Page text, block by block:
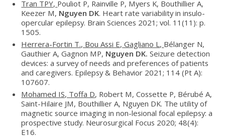
Tran TPY, Pouliot P, Rainville P, Myers K, Bouthillier A,
Keezer M, Nguyen DK. Heart rate variability in insulo-
opercular epilepsy. Brain Sciences 2021; vol. 11(11): p.
1505.
Herrera-Fortin T., Bou Assi E, Gagliano L, Bélanger N,
Gauthier A, Gagnon MP, Nguyen DK.Seizure detection
devices: a survey of needs and preferences of patients
and caregivers. Epilepsy & Behavior 2021; 114 (Pt A):
107607.
Mohamed IS, Toffa D, Robert M, Cossette P, Bérubé A,
Saint-Hilaire JM, Bouthillier A, Nguyen DK. The utility of
magnetic source imaging in non-lesional focal epilepsy: a
prospective study. Neurosurgical Focus 2020; 48(4):
E16.